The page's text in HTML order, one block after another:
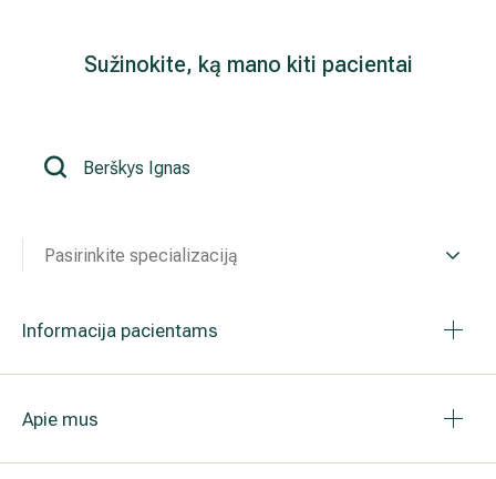
Sužinokite, ką mano kiti pacientai
Pasirinkite specializaciją
Informacija pacientams
Apie mus
Išsiplėtusių kojų venų gydymas
Hila gydytojai